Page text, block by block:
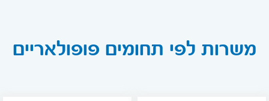
משרות לפי תחומים פופולאריים